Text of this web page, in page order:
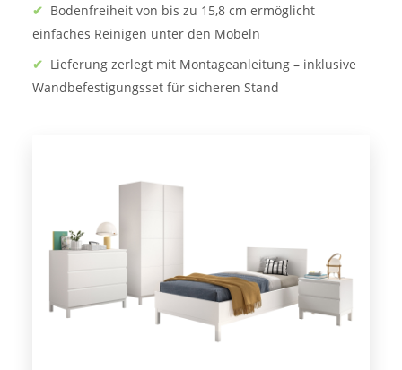
✔ Bodenfreiheit von bis zu 15,8 cm ermöglicht
einfaches Reinigen unter den Möbeln
✔ Lieferung zerlegt mit Montageanleitung – inklusive
Wandbefestigungsset für sicheren Stand